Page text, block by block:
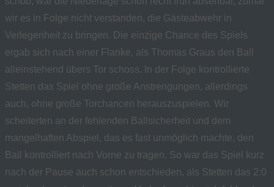
wir es in Folge nicht verstanden, die Gästeabwehr in
Verlegenheit zu bringen. Die einzige Chance des Spiels
ergab sich nach einer Flanke, als Thomas Graus den Ball
alleinstehend übers Tor schoss. In der Folge kontrollierte
Stetten das Spiel ohne große Anstrengungen, allerdings
auch, ohne große Torchancen herauszuspielen. Wir
scheiterten an der fehlenden Ballsicherheit und dem
mangelhaften Abspiel, das es fast unmöglich machte, den
Ball kontrolliert nach Vorne zu tragen. So war das Spiel kurz
nach der Pause auch schon entschieden, als Stetten das 2:0